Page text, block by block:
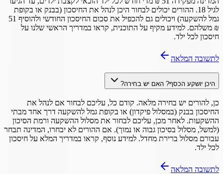
לגיל 18. ההורים יכולים לבחור היכן לנהל את החיסכון (בבנק או בקופת
גמל להשקעה) ויכולים גם להכפיל את סכום החיסכון החודשי ולהוסיף 51
₪ משלהם. למידע מקיף על התוכנית, קראו במדריך הראשי שלנו על
חיסכון לכל ילד.
לתשובה המלאה
היכן יושקע הכסף? האם יש בחירה?
כן, להורים יש בחירה מלאה. קודם כל, עליכם לבחור אם לנהל את
החיסכון בבנק (במסלול פיקדון) או בקופת גמל להשקעה דרך אחד מבתי
ההשקעות. לאחר מכן, עליכם לבחור את מסלול ההשקעה ורמת הסיכון
(למשל, מסלול בסיכון גבוה או נמוך). אם ההורים לא יבחרו, המדינה תבחר
עבורם מסלול ברירת מחדל. למידע נוסף, קראו במדריך המלא על חיסכון
לכל ילד.
לתשובה המלאה